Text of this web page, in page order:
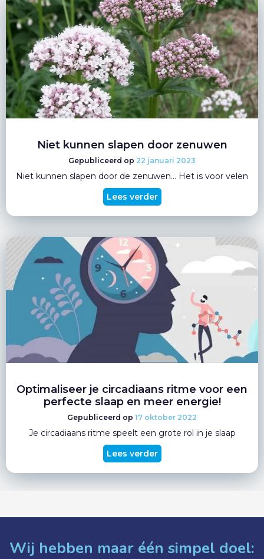
Niet kunnen slapen door zenuwen
22 januari 2023
Niet kunnen slapen door de zenuwen… Het is voor velen
Lees verder
Optimaliseer je circadiaans ritme voor een
perfecte slaap en meer energie!
17 oktober 2022
Je circadiaans ritme speelt een grote rol in je slaap
Lees verder
Wij hebben maar één simpel doel: